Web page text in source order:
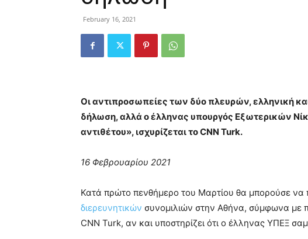
February 16, 2021
Oι αντιπροσωπείες των δύο πλευρών, ελληνική
δήλωση, αλλά ο έλληνας υπουργός Εξωτερικών
αντιθέτου», ισχυρίζεται το CNN Turk.
16 Φεβρουαρίου 2021
Κατά πρώτο πενθήμερο του Μαρτίου θα μπορούσε να
διερευνητικών συνομιλιών στην Αθήνα, σύμφωνα με
CNN Turk, αν και υποστηρίζει ότι ο έλληνας ΥΠΕΞ